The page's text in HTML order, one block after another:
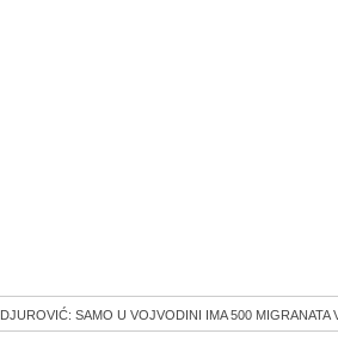
DJUROVIĆ: SAMO U VOJVODINI IMA 500 MIGRANATA